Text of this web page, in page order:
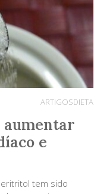
ARTIGOSDIETA
aumentar
e
tem sido